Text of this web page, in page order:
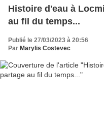
Histoire d'eau à
au fil du temps...
Publié le 27/03/2023 à 20:56
Par Marylis Costevec